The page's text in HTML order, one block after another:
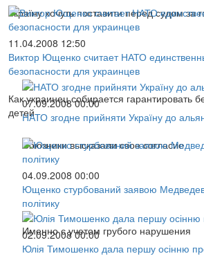
Україну хочуть поставити перед судом за
11.04.2008 12:50
Виктор Ющенко считает НАТО
безопасности для украинцев
Как украинец собирается гарантировать
детей
07.09.2008 00:00
НАТО згодне прийняти Україну до
Союзники высказали свое согласие
04.09.2008 00:00
Ющенко стурбований заявою
політику
Именно с учетом грубого нарушения
02.09.2008 00:00
Юлія Тимошенко дала першу осінню